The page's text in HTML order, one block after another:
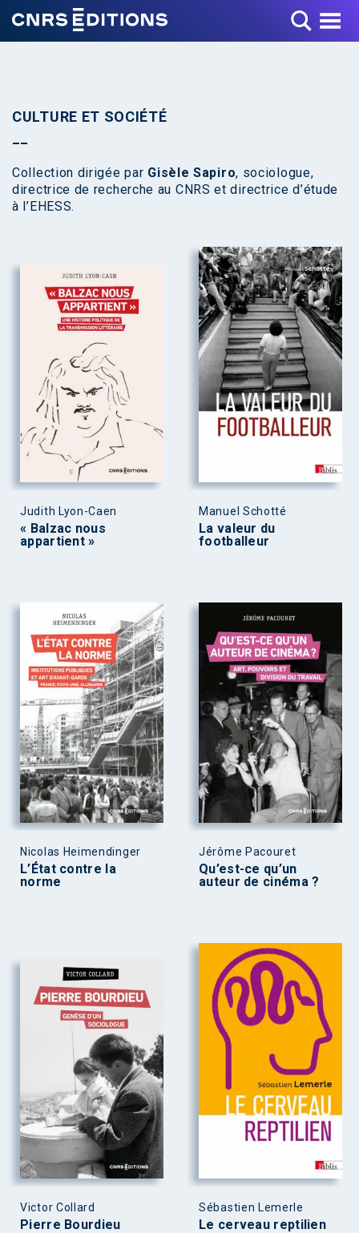
Toggle Menu
CULTURE ET SOCIÉTÉ
Collection dirigée par Gisèle Sapiro, sociologue,
directrice de recherche au CNRS et directrice d’étude
à l’EHESS.
Judith Lyon-Caen
« Balzac nous
appartient »
Manuel Schotté
La valeur du
footballeur
Nicolas Heimendinger
L’État contre la
norme
Jérôme Pacouret
Qu’est-ce qu’un
auteur de cinéma ?
Victor Collard
Pierre Bourdieu
Sébastien Lemerle
Le cerveau reptilien